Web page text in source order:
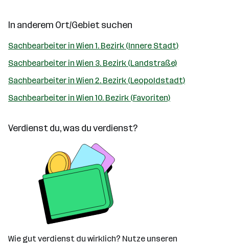
In anderem Ort/Gebiet suchen
Sachbearbeiter in Wien 1. Bezirk (Innere Stadt)
Sachbearbeiter in Wien 3. Bezirk (Landstraße)
Sachbearbeiter in Wien 2. Bezirk (Leopoldstadt)
Sachbearbeiter in Wien 10. Bezirk (Favoriten)
Verdienst du, was du verdienst?
Wie gut verdienst du wirklich? Nutze unseren